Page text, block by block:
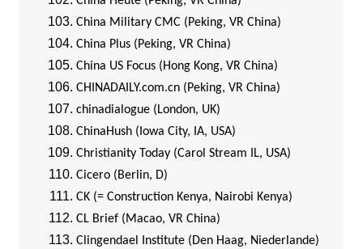
China Military CMC (Peking, VR China)
China Plus (Peking, VR China)
China US Focus (Hong Kong, VR China)
CHINADAILY.com.cn (Peking, VR China)
chinadialogue (London, UK)
ChinaHush (Iowa City, IA, USA)
Christianity Today (Carol Stream IL, USA)
Cicero (Berlin, D)
CK (= Construction Kenya, Nairobi Kenya)
CL Brief (Macao, VR China)
Clingendael Institute (Den Haag, Niederlande)